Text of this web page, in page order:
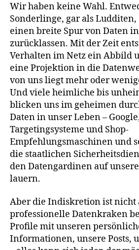
Wir haben keine Wahl.
Sonderlinge, gar als
einen breite Spur von Daten
zurücklassen. Mit der Zeit
Verhalten im Netz ein Abbild
eine Projektion in die
von uns liegt mehr oder
Und viele heimliche bis
blicken uns im geheimen
Daten in unser Leben –
Targetingsysteme und Shop-
Empfehlungsmaschinen und
die staatlichen
den Datengardinen auf
lauern.
Aber die Indiskretion ist nicht
professionelle Datenkraken
Profile mit unseren
Informationen, unsere Posts,